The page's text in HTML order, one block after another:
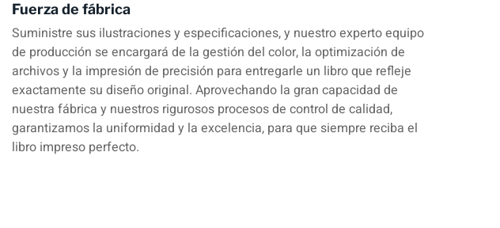
Fuerza de fábrica
Suministre sus ilustraciones y especificaciones, y nuestro experto equipo
de producción se encargará de la gestión del color, la optimización de
archivos y la impresión de precisión para entregarle un libro que refleje
exactamente su diseño original. Aprovechando la gran capacidad de
nuestra fábrica y nuestros rigurosos procesos de control de calidad,
garantizamos la uniformidad y la excelencia, para que siempre reciba el
libro impreso perfecto.